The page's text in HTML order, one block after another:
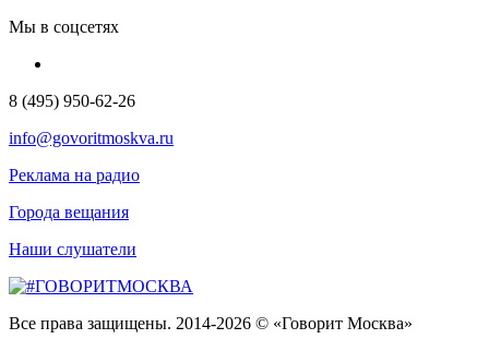
Мы в соцсетях
8 (495) 950-62-26
info@govoritmoskva.ru
Реклама на радио
Города вещания
Наши слушатели
Все права защищены. 2014-2026 © «Говорит Москва»